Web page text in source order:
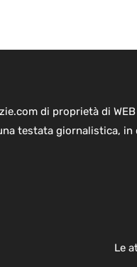
di proprietà di
testata giornalistica,
Le